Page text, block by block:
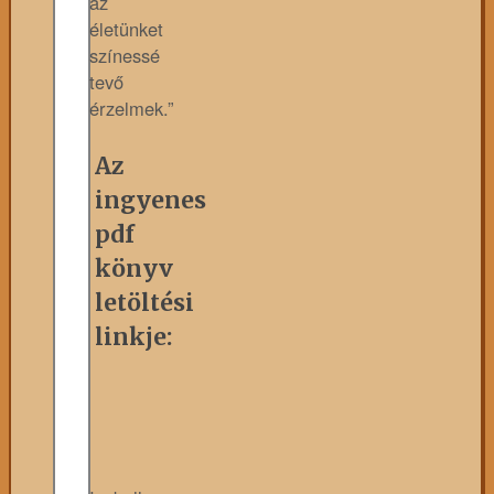
életünket
színessé
tevő
érzelmek.”
Az
ingyenes
pdf
könyv
letöltési
linkje: